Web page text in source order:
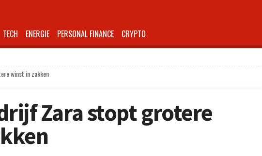
TECH ENERGIE PERSONAL FINANCE CRYPTO
winst in zakken
Zara stopt grotere